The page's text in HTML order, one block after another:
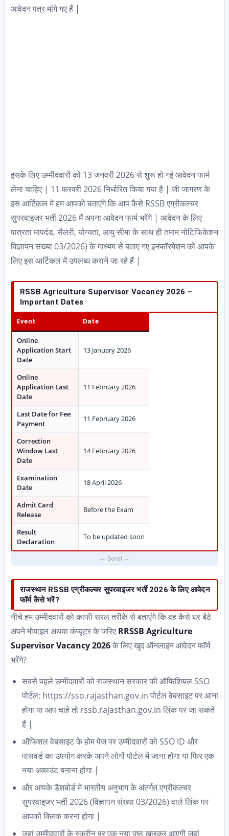
आवेदन पत्र मांगे गए हैं |
इसके लिए उम्मीदवारों को 13 जनवरी 2026 से शुरू हो गई आवेदन फार्म
लेना चाहिए | 11 फरवरी 2026 निर्धारित किया गया है | जी जागरण के
इस आर्टिकल में हम आपको बताएंगे कि आप कैसे RSSB एग्रीकल्चर
सुपरवाइजर भर्ती 2026 मैं अपना आवेदन फार्म भरेंगे | आवेदन के लिए
पात्रता मापदंड, सैलरी, योग्यता, आयु सीमा के साथ ही तमाम नोटिफिकेशन
विज्ञापन संख्या 03/2026) के माध्यम से बताए गए इनफॉरमेशन को आपके
लिए इस आर्टिकल में उपलब्ध कराने जा रहे हैं |
RSSB Agriculture Supervisor Vacancy 2026 –
Important Dates
Event Date
Online
Application Start
Date
13 January 2026
Online
Application Last
Date
11 February 2026
Last Date for Fee
Payment
11 February 2026
Correction
Window Last
Date
14 February 2026
Examination
Date
18 April 2026
Admit Card
Release
Before the Exam
Result
Declaration
To be updated soon
राजस्थान RSSB एग्रीकल्चर सुपरवाइजर भर्ती 2026 के लिए आवेदन
फॉर्म कैसे भरें?
नीचे हम उम्मीदवारों को काफी सरल तरीके से बताएंगे कि वह कैसे घर बैठे
अपने मोबाइल अथवा कंप्यूटर के जरिए RRSSB Agriculture
Supervisor Vacancy 2026के लिए खुद ऑनलाइन आवेदन फॉर्म
भरेंगे?
सबसे पहले उम्मीदवारों को राजस्थान सरकार की ऑफिशियल SSO
पोर्टल: https://sso.rajasthan.gov.in पोर्टल वेबसाइट पर आना
होगा या आप चाहे तो rssb.rajasthan.gov.in लिंक पर जा सकते
हैं |
ऑफिशल वेबसाइट के होम पेज पर उम्मीदवारों को SSO ID और
पासवर्ड का उपयोग करके अपने लोगों पोर्टल में जाना होगा या फिर एक
नया अकाउंट बनाना होगा |
और आपके डैशबोर्ड में भारतीय अनुभाग के अंतर्गत एग्रीकल्चर
सुपरवाइजर भर्ती 2026 (विज्ञापन संख्या 03/2026) वाले लिंक पर
आपको क्लिक करना होगा |
जहां उम्मीदवारों के स्क्रीन पर एक नया पृष्ठ खुलकर आएगी जहां